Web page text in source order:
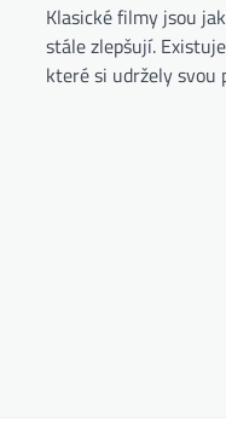
Klasické filmy jsou
stále zlepšují.
které si udržely